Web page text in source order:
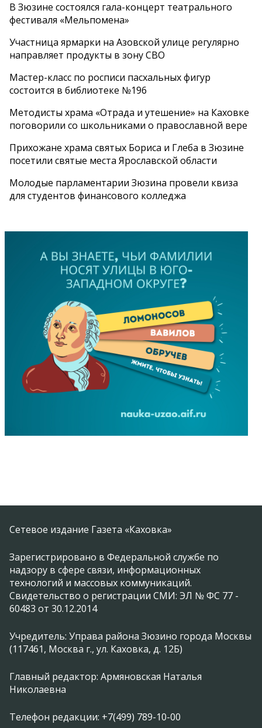
В Зюзине состоялся гала-концерт театрального
фестиваля «Мельпомена»
Участница ярмарки на Азовской улице регулярно
направляет продукты в зону СВО
Мастер-класс по росписи пасхальных фигур
состоится в библиотеке №196
Методисты храма «Отрада и утешение» на Каховке
поговорили со школьниками о православной вере
Прихожане храма святых Бориса и Глеба в Зюзине
посетили святые места Ярославской области
Молодые парламентарии Зюзина провели квиза
для студентов финансового колледжа
Сетевое издание Газета «Каховка»
Зарегистрировано в Федеральной службе по
надзору в сфере связи, информационных
технологий и массовых коммуникаций.
Свидетельство о регистрации СМИ: ЭЛ № ФС 77 -
60483 от 30.12.2014
Учредитель: Управа района Зюзино города Москвы
(117461, Москва г., ул. Каховка, д. 12Б)
Главный редактор: Армяновская Наталья
Николаевна
Телефон редакции: +7(499) 789-10-00